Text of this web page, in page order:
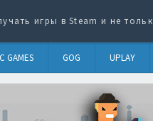
игры в Steam и не
GAMES GOG UPLAY